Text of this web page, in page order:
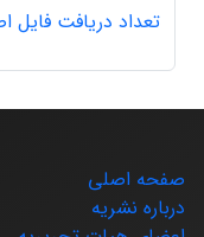
تعداد دریافت فایل
صفحه اصلی
درباره نشریه